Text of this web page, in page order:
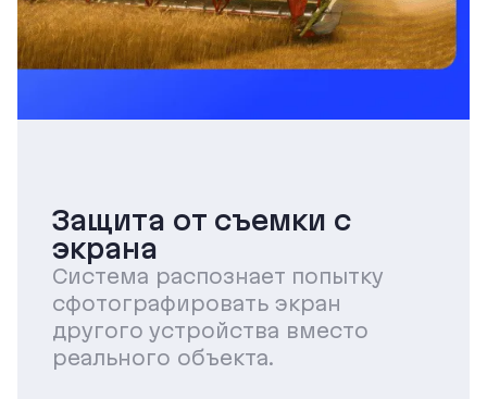
Защита от съемки с
экрана
Система распознает попытку
сфотографировать экран
другого устройства вместо
реального объекта.